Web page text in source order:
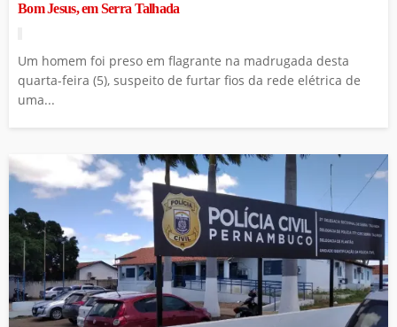
Bom Jesus, em Serra Talhada
Um homem foi preso em flagrante na madrugada desta
quarta-feira (5), suspeito de furtar fios da rede elétrica de
uma...